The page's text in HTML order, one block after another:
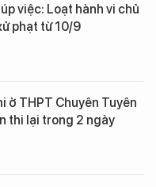
việc: Loạt hành vi chủ
phạt từ 10/9
ở THPT Chuyên Tuyên
thi lại trong 2 ngày